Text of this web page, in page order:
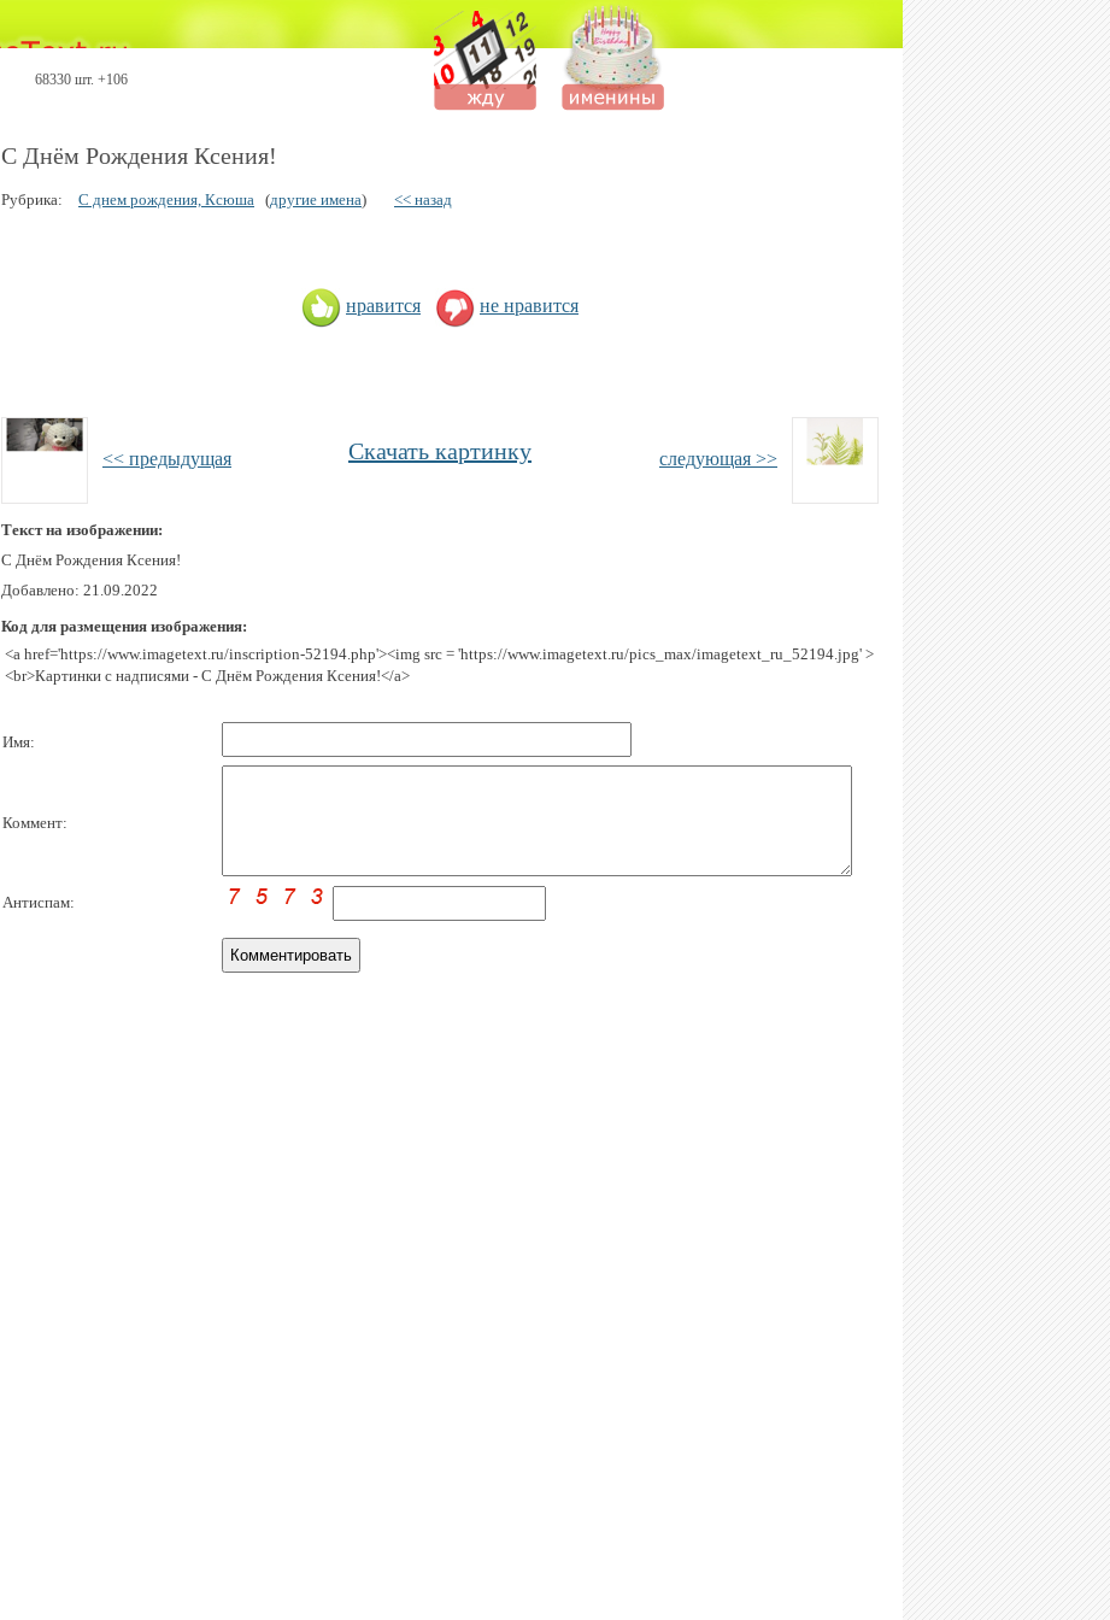
68330 шт. +106
С Днём Рождения Ксения!
Рубрика: С днем рождения, Ксюша (другие имена) << назад
нравится не нравится
<< предыдущая следующая >>
Скачать картинку
Текст на изображении:
С Днём Рождения Ксения!
Добавлено: 21.09.2022
Код для размещения изображения:
<a href='https://www.imagetext.ru/inscription-52194.php'><img src = 'https://www.imagetext.ru/pics_max/imagetext_ru_52194.jpg' >
<br>Картинки с надписями - С Днём Рождения Ксения!</a>
Имя:
Коммент:
Антиспам: